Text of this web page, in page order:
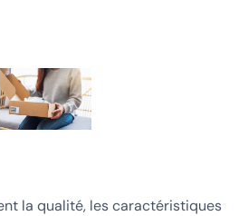
la qualité, les caractéristiques